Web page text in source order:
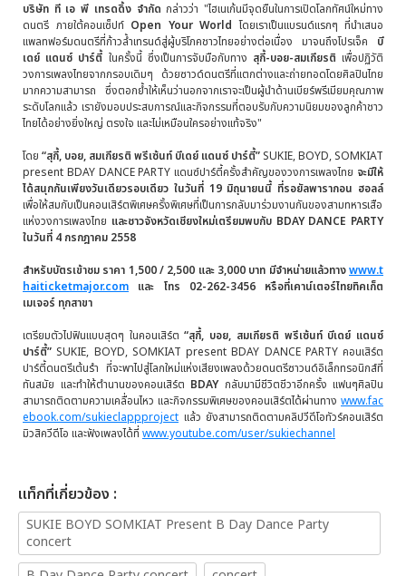
บริษัท ที เอ พี เทรดดิ้ง จำกัด กล่าวว่า "ไฮเนเก้นมีจุดยืนในการเปิดโลกทัศน์ใหม่ทาง
ดนตรี ภายใต้คอนเซ็ปท์ Open Your World โดยเราเป็นแบรนด์แรกๆ ที่นำเสนอ
แพลทฟอร์มดนตรีที่ก้าวล้ำเทรนด์สู่ผู้บริโภคชาวไทยอย่างต่อเนื่อง มาจนถึงโปรเจ็ค บี
เดย์ แดนซ์ ปาร์ตี้ ในครั้งนี้ ซึ่งเป็นการจับมือกับทาง สุกี้-บอย-สมเกียรติ เพื่อปฏิวัติ
วงการเพลงไทยจากกรอบเดิมๆ ด้วยซาวด์ดนตรีที่แตกต่างและถ่ายทอดโดยศิลปินไทย
มากความสามารถ ซึ่งตอกย้ำให้เห็นว่านอกจากเราจะเป็นผู้นำด้านเบียร์พรีเมียมคุณภาพ
ระดับโลกแล้ว เรายังมอบประสบการณ์และกิจกรรมที่ตอบรับกับความนิยมของลูกค้าชาว
ไทยได้อย่างยิ่งใหญ่ ตรงใจ และไม่เหมือนใครอย่างแท้จริง"
โดย “สุกี้, บอย, สมเกียรติ พรีเซ้นท์ บีเดย์ แดนซ์ ปาร์ตี้” SUKIE, BOYD, SOMKIAT
present BDAY DANCE PARTY แดนซ์ปาร์ตี้ครั้งสำคัญของวงการเพลงไทย จะมีให้
ได้สนุกกันเพียงวันเดียวรอบเดียว ในวันที่ 19 มิถุนายนนี้ ที่รอยัลพารากอน ฮอลล์
เพื่อให้สมกับเป็นคอนเสิร์ตพิเศษครั้งพิเศษที่เป็นการกลับมาร่วมงานกันของสามทหารเสือ
แห่งวงการเพลงไทย และชาวจังหวัดเชียงใหม่เตรียมพบกับ BDAY DANCE PARTY
ในวันที่ 4 กรกฎาคม 2558
สำหรับบัตรเข้าชม ราคา 1,500 / 2,500 และ 3,000 บาท มีจำหน่ายแล้วทางwww.t
haiticketmajor.com และ โทร 02-262-3456 หรือที่เคาน์เตอร์ไทยทิคเก็ต
เมเจอร์ ทุกสาขา
เตรียมตัวไปฟินแบบสุดๆ ในคอนเสิร์ต“สุกี้, บอย, สมเกียรติ พรีเซ้นท์ บีเดย์ แดนซ์
ปาร์ตี้” SUKIE, BOYD, SOMKIAT present BDAY DANCE PARTY คอนเสิร์ต
ปาร์ตี้ดนตรีเต้นรำ ที่จะพาไปสู่โลกใหม่แห่งเสียงเพลงด้วยดนตรีซาวนด์อิเล็กทรอนิกส์ที่
ทันสมัย และทำให้ตำนานของคอนเสิร์ต BDAYกลับมามีชีวิตชีวาอีกครั้ง แฟนๆศิลปิน
สามารถติดตามความเคลื่อนไหว และกิจกรรมพิเศษของคอนเสิร์ตได้ผ่านทาง www.fac
ebook.com/sukieclappproject แล้ว ยังสามารถติดตามคลิปวีดีโอทัวร์คอนเสิร์ต
มิวสิควีดีโอ และฟังเพลงได้ที่ www.youtube.com/user/sukiechannel
เเท็กที่เกี่ยวข้อง :
SUKIE BOYD SOMKIAT Present B Day Dance Party
concert